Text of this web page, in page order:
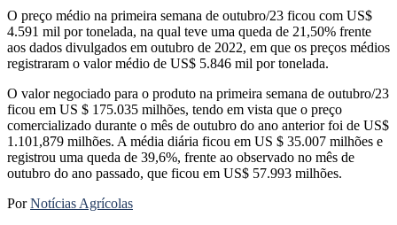
O preço médio na primeira semana de outubro/23 ficou com US$
4.591 mil por tonelada, na qual teve uma queda de 21,50% frente
aos dados divulgados em outubro de 2022, em que os preços médios
registraram o valor médio de US$ 5.846 mil por tonelada.
O valor negociado para o produto na primeira semana de outubro/23
ficou em US $ 175.035 milhões, tendo em vista que o preço
comercializado durante o mês de outubro do ano anterior foi de US$
1.101,879 milhões. A média diária ficou em US $ 35.007 milhões e
registrou uma queda de 39,6%, frente ao observado no mês de
outubro do ano passado, que ficou em US$ 57.993 milhões.
PorNotícias Agrícolas